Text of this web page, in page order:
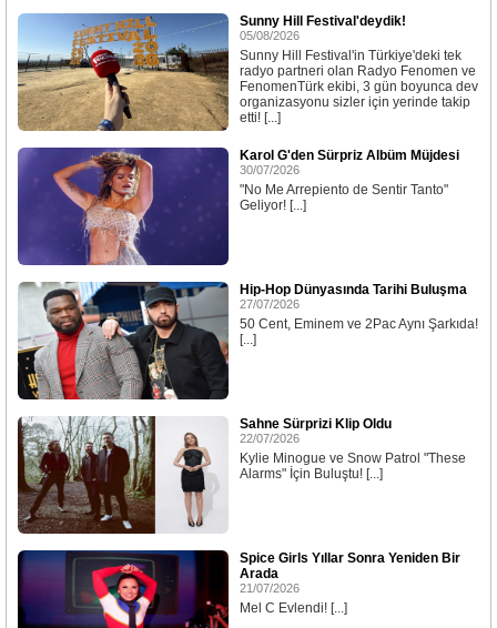
Sunny Hill Festival'deydik!
05/08/2026
Sunny Hill Festival'in Türkiye'deki tek
radyo partneri olan Radyo Fenomen ve
FenomenTürk ekibi, 3 gün boyunca dev
organizasyonu sizler için yerinde takip
etti! [...]
Karol G'den Sürpriz Albüm Müjdesi
30/07/2026
"No Me Arrepiento de Sentir Tanto"
Geliyor! [...]
Hip-Hop Dünyasında Tarihi Buluşma
27/07/2026
50 Cent, Eminem ve 2Pac Aynı Şarkıda!
[...]
Sahne Sürprizi Klip Oldu
22/07/2026
Kylie Minogue ve Snow Patrol "These
Alarms" İçin Buluştu! [...]
Spice Girls Yıllar Sonra Yeniden Bir
Arada
21/07/2026
Mel C Evlendi! [...]